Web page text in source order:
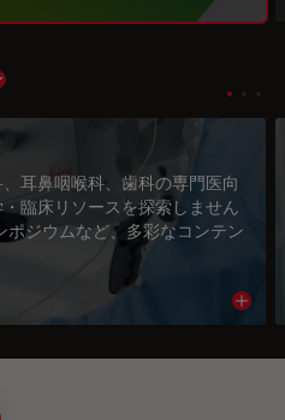
subnavigation
耳鼻咽喉科、歯科の専門医向
臨床リソースを探索しません
ジウムなど、多彩なコンテン